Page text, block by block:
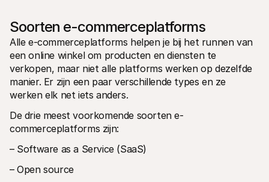
Soorten e-commerceplatforms
Alle e-commerceplatforms helpen je bij het runnen van
een online winkel om producten en diensten te
verkopen, maar niet alle platforms werken op dezelfde
manier. Er zijn een paar verschillende types en ze
werken elk net iets anders.
De drie meest voorkomende soorten e-
commerceplatforms zijn:
– Software as a Service (SaaS)
– Open source